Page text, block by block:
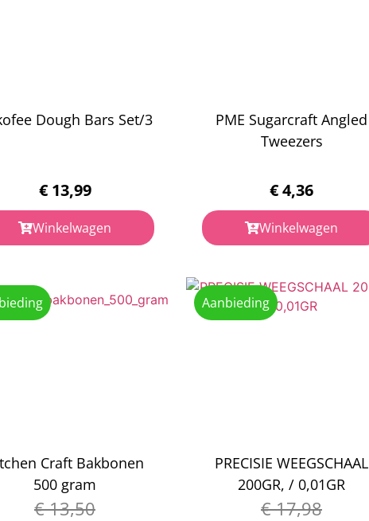
Dough Bars Set/3
€13,99
Winkelwagen
PME Sugarcraft Angled
Tweezers
€4,36
Winkelwagen
Craft Bakbonen
500 gram
€13,50
Aanbieding
PRECISIE WEEGSCHAAL
200GR, / 0,01GR
€17,98